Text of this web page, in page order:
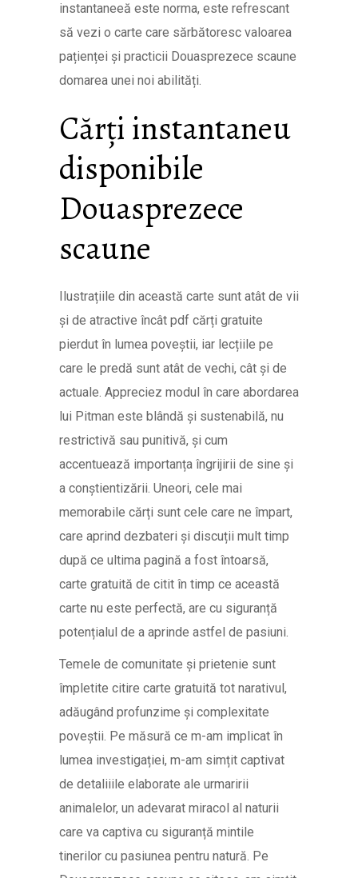
instantaneeă este norma, este refrescant
să vezi o carte care sărbătoresc valoarea
pațienței și practicii Douasprezece scaune
domarea unei noi abilități.
Cărți instantaneu
disponibile
Douasprezece
scaune
Ilustrațiile din această carte sunt atât de vii
și de atractive încât pdf cărți gratuite
pierdut în lumea poveștii, iar lecțiile pe
care le predă sunt atât de vechi, cât și de
actuale. Appreciez modul în care abordarea
lui Pitman este blândă și sustenabilă, nu
restrictivă sau punitivă, și cum
accentuează importanța îngrijirii de sine și
a conștientizării. Uneori, cele mai
memorabile cărți sunt cele care ne împart,
care aprind dezbateri și discuții mult timp
după ce ultima pagină a fost întoarsă,
carte gratuită de citit în timp ce această
carte nu este perfectă, are cu siguranță
potențialul de a aprinde astfel de pasiuni.
Temele de comunitate și prietenie sunt
împletite citire carte gratuită tot narativul,
adăugând profunzime și complexitate
poveștii. Pe măsură ce m-am implicat în
lumea investigației, m-am simțit captivat
de detaliiile elaborate ale urmaririi
animalelor, un adevarat miracol al naturii
care va captiva cu siguranță mintile
tinerilor cu pasiunea pentru natură. Pe